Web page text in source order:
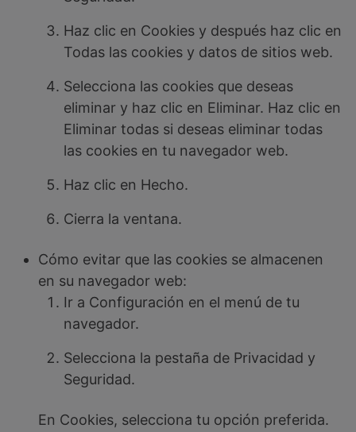
Haz clic en Cookies y después haz clic en
Todas las cookies y datos de sitios web.
Selecciona las cookies que deseas
eliminar y haz clic en Eliminar. Haz clic en
Eliminar todas si deseas eliminar todas
las cookies en tu navegador web.
Haz clic en Hecho.
Cierra la ventana.
Cómo evitar que las cookies se almacenen
en su navegador web:
Ir a Configuración en el menú de tu
navegador.
Selecciona la pestaña de Privacidad y
Seguridad.
En Cookies, selecciona tu opción preferida.